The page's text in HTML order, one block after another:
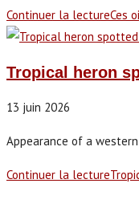
Continuer la lectureCes
Tropical heron
13 juin 2026
Appearance of a
Continuer la lecture